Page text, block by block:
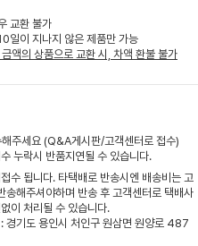
교환 불가
일이 지나지 않은 제품만 가능
액의 상품으로 교환 시, 차액 환불 불가
주세요 (Q&A게시판/고객센터로 접수)
누락시 반품지연될 수 있습니다.
수 됩니다. 타택배로 반송시엔 배송비는 고
송해주셔야하며 반송 후 고객센터로 택배사
이 처리될 수 있습니다.
경기도 용인시 처인구 원삼면 원양로 487